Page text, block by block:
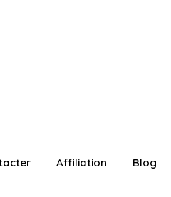
Affiliation Blog